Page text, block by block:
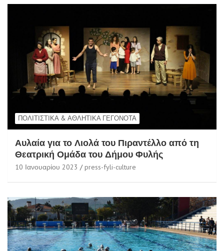
ΠΟΛΙΤΙΣΤΙΚΆ & ΑΘΛΗΤΙΚΆ ΓΕΓΟΝΌΤΑ
Αυλαία για το Λιολά του Πιραντέλλο από τη
Θεατρική Ομάδα του Δήμου Φυλής
10 Ιανουαρίου 2023 press-fyli-culture